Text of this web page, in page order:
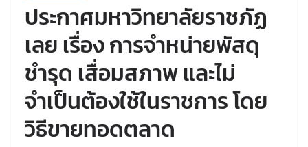
ประกาศมหาวิทยาลัยราชภัฏ
เลย เรื่อง การจำหน่ายพัสดุ
ชำรุด เสื่อมสภาพ และไม่
จำเป็นต้องใช้ในราชการ โดย
วิธีขายทอดตลาด